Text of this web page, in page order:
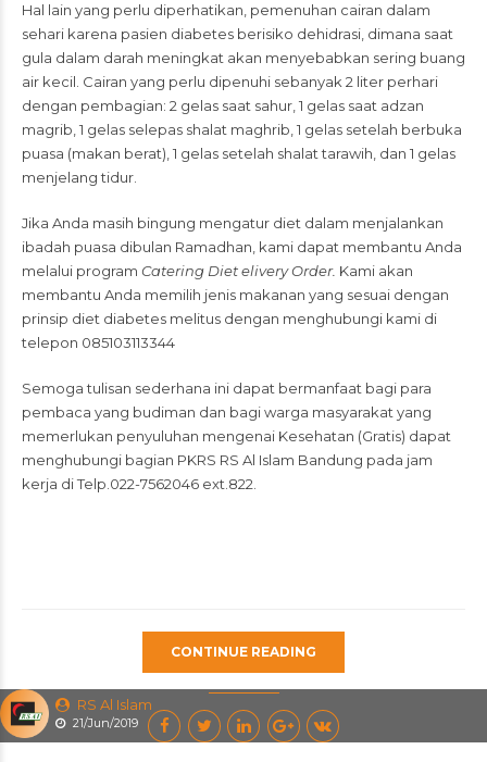
RS Al Islam
21/Jun/2019
Hal lain yang perlu diperhatikan, pemenuhan cairan dalam
sehari karena pasien diabetes berisiko dehidrasi, dimana saat
gula dalam darah meningkat akan menyebabkan sering buang
air kecil. Cairan yang perlu dipenuhi sebanyak 2 liter perhari
dengan pembagian: 2 gelas saat sahur, 1 gelas saat adzan
magrib, 1 gelas selepas shalat maghrib, 1 gelas setelah berbuka
puasa (makan berat), 1 gelas setelah shalat tarawih, dan 1 gelas
menjelang tidur.
Jika Anda masih bingung mengatur diet dalam menjalankan
ibadah puasa dibulan Ramadhan, kami dapat membantu Anda
melalui program Catering Diet elivery Order. Kami akan
membantu Anda memilih jenis makanan yang sesuai dengan
prinsip diet diabetes melitus dengan menghubungi kami di
telepon 085103113344
Semoga tulisan sederhana ini dapat bermanfaat bagi para
pembaca yang budiman dan bagi warga masyarakat yang
memerlukan penyuluhan mengenai Kesehatan (Gratis) dapat
menghubungi bagian PKRS RS Al Islam Bandung pada jam
kerja di Telp.022-7562046 ext.822.
CONTINUE READING